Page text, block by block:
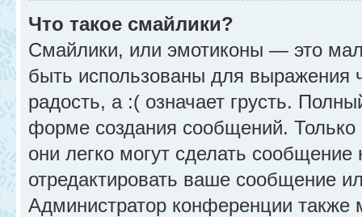
Что такое смайлики?
Смайлики, или эмотиконы — это
быть использованы для выражения
радость, а :( означает грусть.
форме создания сообщений. Только
они легко могут сделать
отредактировать ваше сообщение
Администратор конференции также